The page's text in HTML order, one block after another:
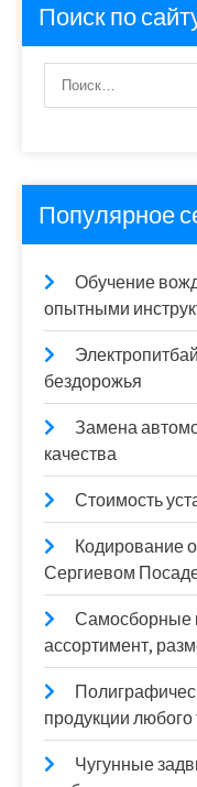
Поиск по
Популярное
Обучение
опытными
бездорожья
Замена
качества
Стоимость
Кодирование
Сергиевом
Самосборные
ассортимент,
продукции любого
Чугунные